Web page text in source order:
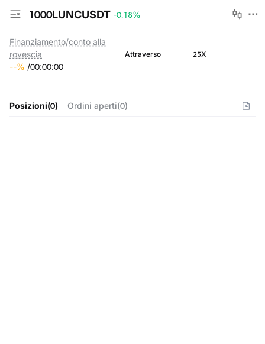
1000LUNCUSDT -0.18%
Finanziamento/conto alla
rovescia
--% /00:00:00
Attraverso 25X
Posizioni(0) Ordini aperti(0)